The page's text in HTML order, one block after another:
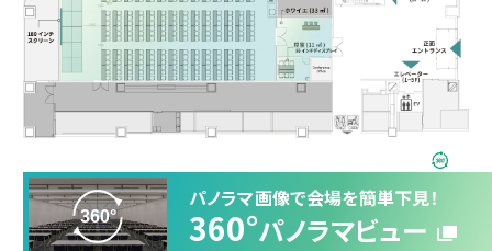
パノラマ画像で会場を簡単下見！
360°パノラマビュー